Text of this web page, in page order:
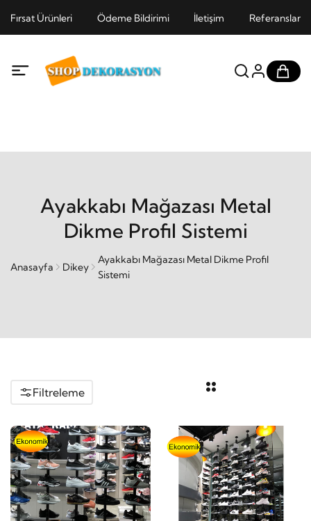
Fırsat Ürünleri Ödeme Bildirimi İletişim Referanslar
Ayakkabı Mağazası Metal
Dikme Profil Sistemi
Anasayfa Dikey
Ayakkabı Mağazası Metal Dikme Profil
Sistemi
Filtreleme